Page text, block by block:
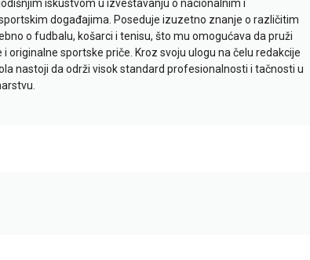
iskustvom u izveštavanju o nacionalnim i
događajima. Poseduje izuzetno znanje o različitim
o fudbalu, košarci i tenisu, što mu omogućava da pruži
originalne sportske priče. Kroz svoju ulogu na čelu redakcije
nastoji da održi visok standard profesionalnosti i tačnosti u